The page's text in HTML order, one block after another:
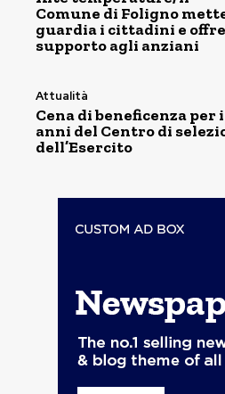
Comune di Foligno
guardia i cittadini e offre
supporto agli anziani
Attualità
Cena di beneficenza per
anni del Centro di
dell’Esercito